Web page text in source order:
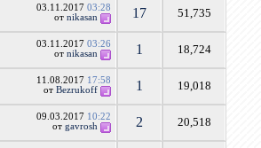
03.11.201703:28
отnikasan 17 51,735
03.11.201703:26
отnikasan 1 18,724
11.08.2017 17:58
отBezrukoff 1 19,018
09.03.2017 10:22
отgavrosh 2 20,518